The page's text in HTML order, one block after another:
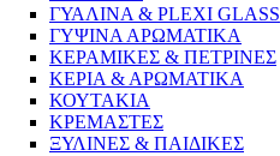
ΓΥΑΛΙΝΑ & PLEXI GLASS
ΓΥΨΙΝΑ ΑΡΩΜΑΤΙΚΑ
ΚΕΡΑΜΙΚΕΣ & ΠΕΤΡΙΝΕΣ
ΚΕΡΙΑ & ΑΡΩΜΑΤΙΚΑ
ΚΟΥΤΑΚΙΑ
ΚΡΕΜΑΣΤΕΣ
ΞΥΛΙΝΕΣ & ΠΑΙΔΙΚΕΣ